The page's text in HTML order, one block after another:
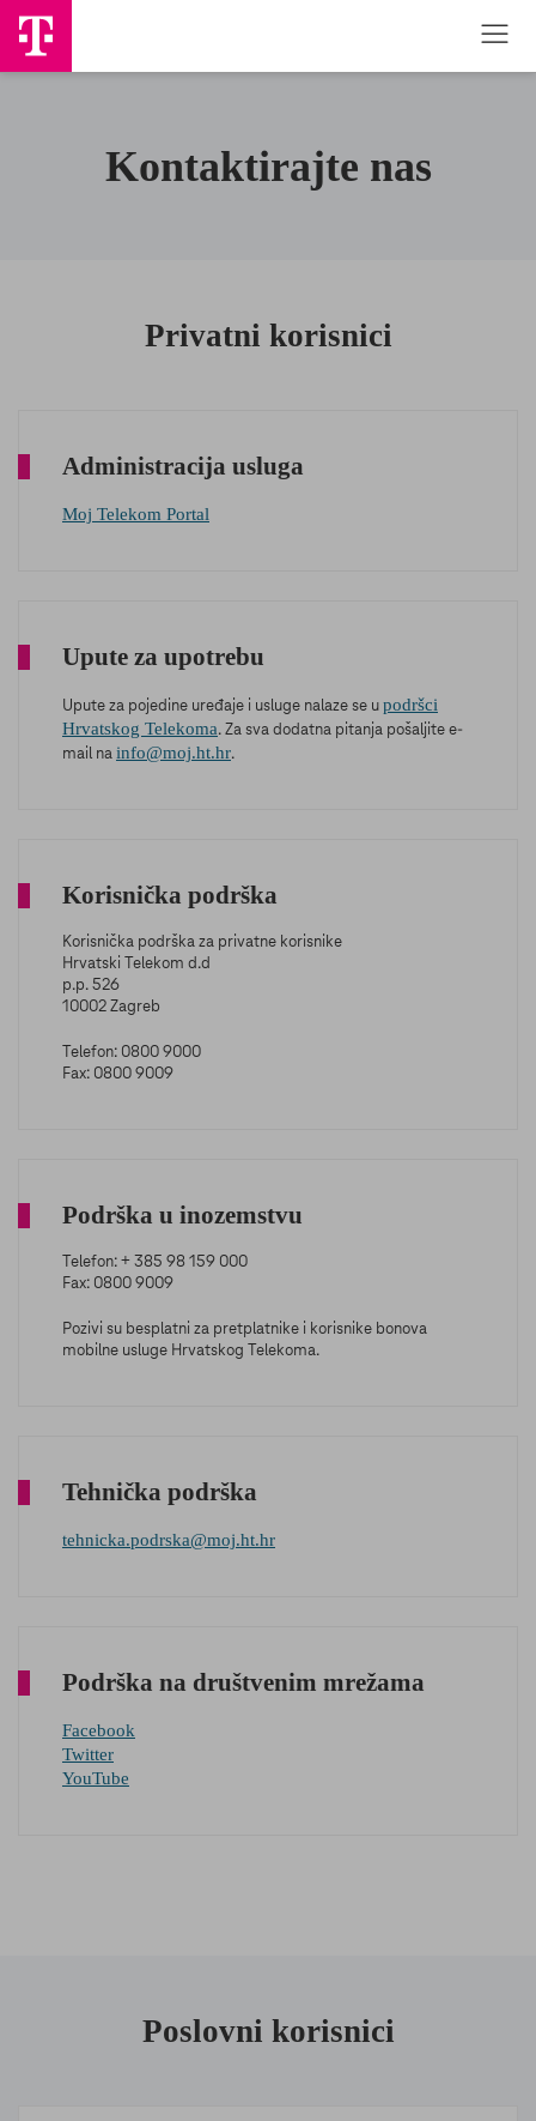
Kontaktirajte nas
Privatni korisnici
Administracija usluga
Moj Telekom Portal
Upute za upotrebu
Upute za pojedine uređaje i usluge nalaze se u podršci
Hrvatskog Telekoma. Za sva dodatna pitanja pošaljite e-
mail na info@moj.ht.hr.
Korisnička podrška
Korisnička podrška za privatne korisnike
Hrvatski Telekom d.d
p.p. 526
10002 Zagreb
Telefon: 0800 9000
Fax: 0800 9009
Podrška u inozemstvu
Telefon: + 385 98 159 000
Fax: 0800 9009
Pozivi su besplatni za pretplatnike i korisnike bonova
mobilne usluge Hrvatskog Telekoma.
Tehnička podrška
tehnicka.podrska@moj.ht.hr
Podrška na društvenim mrežama
Facebook
Twitter
YouTube
Poslovni korisnici